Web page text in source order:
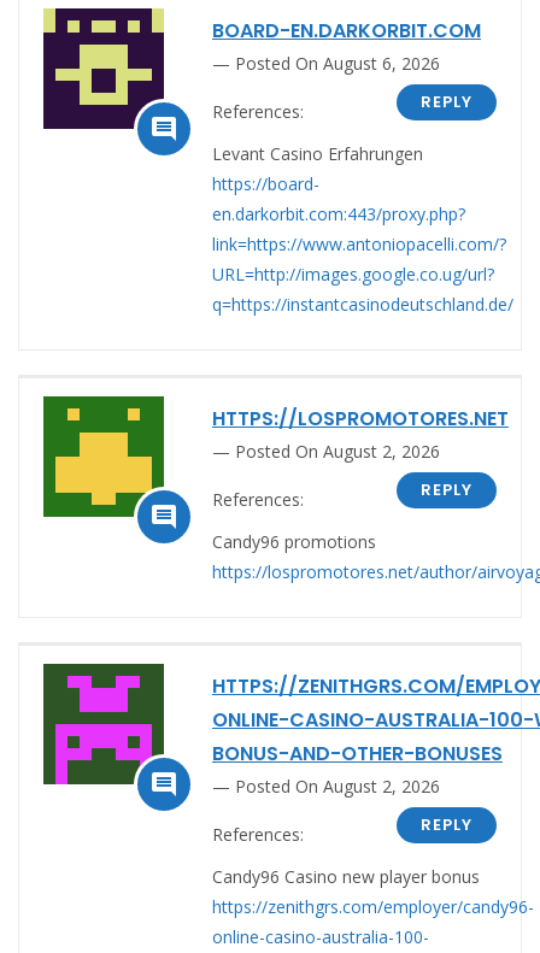

BOARD-EN.DARKORBIT.COM
Posted On August 6, 2026
REPLY
References:
Levant Casino Erfahrungen
https://board-
en.darkorbit.com:443/proxy.php?
link=https://www.antoniopacelli.com/?
URL=http://images.google.co.ug/url?
q=https://instantcasinodeutschland.de/

HTTPS://LOSPROMOTORES.NET
Posted On August 2, 2026
REPLY
References:
Candy96 promotions
https://lospromotores.net/author/

HTTPS://ZENITHGRS.COM/
ONLINE-CASINO-AUSTRALIA-100-
BONUS-AND-OTHER-BONUSES
Posted On August 2, 2026
REPLY
References:
Candy96 Casino new player bonus
https://zenithgrs.com/employer/candy96-
online-casino-australia-100-